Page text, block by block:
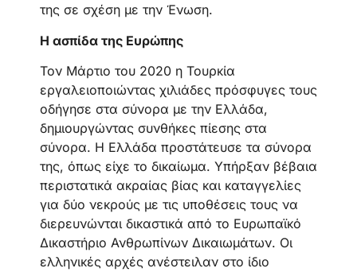
της σε σχέση με την Ένωση.
Η ασπίδα της Ευρώπης
Τον Μάρτιο του 2020 η Τουρκία
εργαλειοποιώντας χιλιάδες πρόσφυγες τους
οδήγησε στα σύνορα με την Ελλάδα,
δημιουργώντας συνθήκες πίεσης στα
σύνορα. Η Ελλάδα προστάτευσε τα σύνορα
της, όπως είχε το δικαίωμα. Υπήρξαν βέβαια
περιστατικά ακραίας βίας και καταγγελίες
για δύο νεκρούς με τις υποθέσεις τους να
διερευνώνται δικαστικά από το Ευρωπαϊκό
Δικαστήριο Ανθρωπίνων Δικαιωμάτων. Οι
ελληνικές αρχές ανέστειλαν στο ίδιο